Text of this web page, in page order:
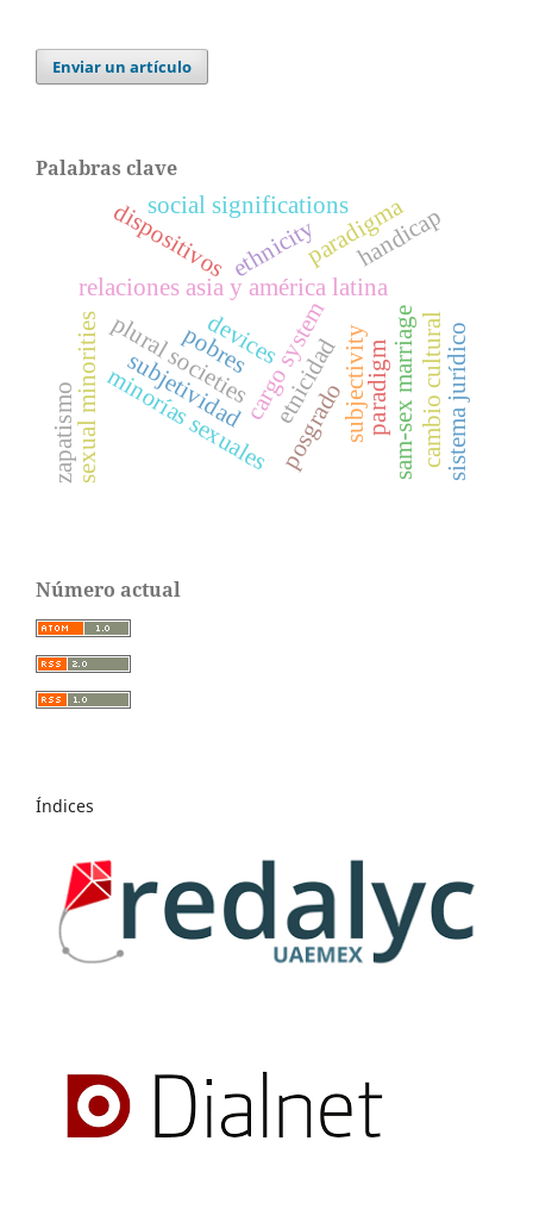
Enviar un artículo
Palabras clave
relaciones asia y américa latina
cargo system
dispositivos
pobres subjectivity
subjetividad sam-sex marriage
sexual minoritiesminorías sexuales
devices
ethnicity
cambio cultural
etnicidad
zapatismo sistema jurídico
paradigm
paradigma
plural societies
social significationshandicap
posgrado
Número actual
Índices